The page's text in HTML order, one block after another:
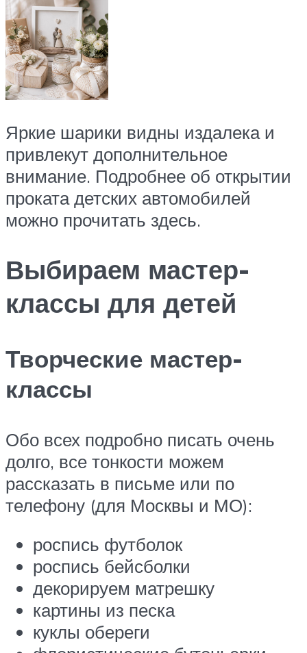
Яркие шарики видны издалека и
привлекут дополнительное
внимание. Подробнее об открытии
проката детских автомобилей
можно прочитать здесь.
Выбираем мастер-
классы для детей
Творческие мастер-
классы
Обо всех подробно писать очень
долго, все тонкости можем
рассказать в письме или по
телефону (для Москвы и МО):
роспись футболок
роспись бейсболки
декорируем матрешку
картины из песка
куклы обереги